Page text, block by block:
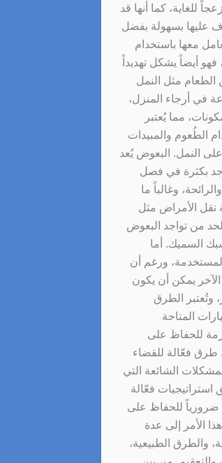
للغاية، كما أنها قد
عليها بسهولة بفضل
معها باستخدام
أيضاً يشكل تهديداً
الطعام مثل النمل
في أرجاء المنزل،
مما يُعتبر
الطُعوم والمبيدات
النمل. البعوض يُعد
بكثرة في فصل
وغالباً ما
نقل الأمراض مثل
من تواجد البعوض
السميك. أما
المستخدمة، ورغم أن
يمكن أن يكون
وتُعتبر الطرق
المتاحة
للحفاظ على
طرق فعّالة للقضاء
الشائعة التي
استراتيجيات فعّالة
ضرورياً للحفاظ على
الأمر إلى عدة
والطرق الطبيعية،